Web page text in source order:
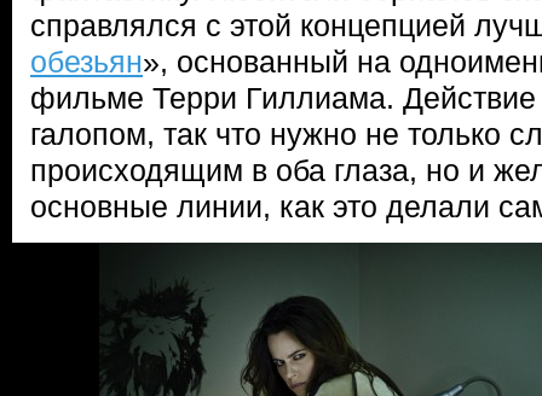
справлялся с этой концепцией
обезьян», основанный на
фильме Терри Гиллиама. Действие
галопом, так что нужно не только
происходящим в оба глаза, но и
основные линии, как это делали